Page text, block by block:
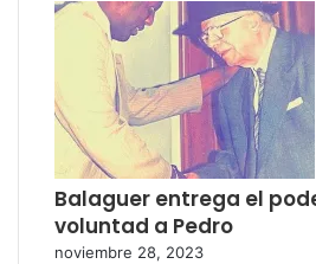
Balaguer entrega el
voluntad a Pedro
noviembre 28, 2023